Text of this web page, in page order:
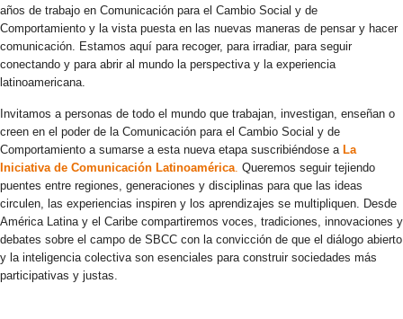
años de trabajo en Comunicación para el Cambio Social y de
Comportamiento y la vista puesta en las nuevas maneras de pensar y hacer
comunicación. Estamos aquí para recoger, para irradiar, para seguir
conectando y para abrir al mundo la perspectiva y la experiencia
latinoamericana.
Invitamos a personas de todo el mundo que trabajan, investigan, enseñan o
creen en el poder de la Comunicación para el Cambio Social y de
Comportamiento a sumarse a esta nueva etapa suscribiéndose a La
Iniciativa de Comunicación Latinoamérica. Queremos seguir tejiendo
puentes entre regiones, generaciones y disciplinas para que las ideas
circulen, las experiencias inspiren y los aprendizajes se multipliquen. Desde
América Latina y el Caribe compartiremos voces, tradiciones, innovaciones y
debates sobre el campo de SBCC con la convicción de que el diálogo abierto
y la inteligencia colectiva son esenciales para construir sociedades más
participativas y justas.